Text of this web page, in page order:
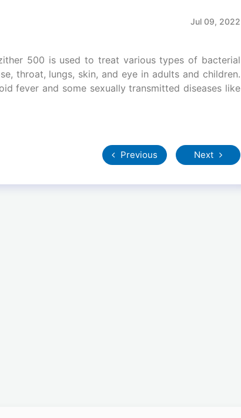
Jul 09, 2022
500 is used to treat various types of bacterial
throat, lungs, skin, and eye in adults and children.
fever and some sexually transmitted diseases like
Previous Next